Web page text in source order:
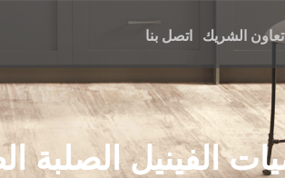
تعاون الشريك اتصل بنا
الفينيل الصلبة